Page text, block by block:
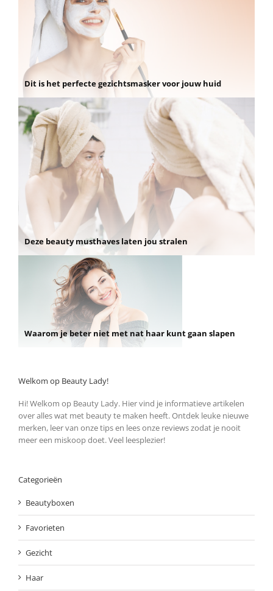
Dit is het perfecte gezichtsmasker voor jouw huid
Deze beauty musthaves laten jou stralen
Waarom je beter niet met nat haar kunt gaan slapen
Welkom op Beauty Lady!
Hi! Welkom op Beauty Lady. Hier vind je informatieve artikelen
over alles wat met beauty te maken heeft. Ontdek leuke nieuwe
merken, leer van onze tips en lees onze reviews zodat je nooit
meer een miskoop doet. Veel leesplezier!
Categorieën
Beautyboxen
Favorieten
Gezicht
Haar